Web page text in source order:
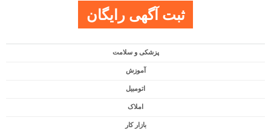
ثبت آگهی رایگان
پزشکی و سلامت
آموزش
اتومبیل
املاک
بازار کار